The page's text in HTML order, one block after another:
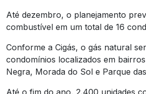
Até dezembro, o planejamento
combustível em um total de 16
Conforme a Cigás, o gás natural
condomínios localizados em
Negra, Morada do Sol e Parque
Até o fim do ano, 2.400 unidades